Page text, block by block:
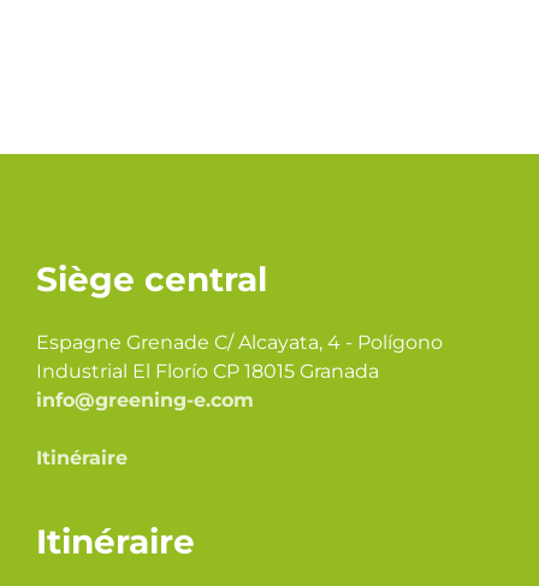
Siège central
Espagne Grenade C/ Alcayata, 4 - Polígono
Industrial El Florío CP 18015 Granada
info@greening-e.com
Itinéraire
Itinéraire